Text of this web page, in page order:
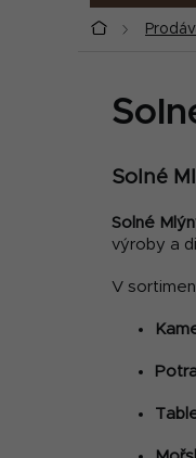
Domů
Solné
Solné
výroby a
V